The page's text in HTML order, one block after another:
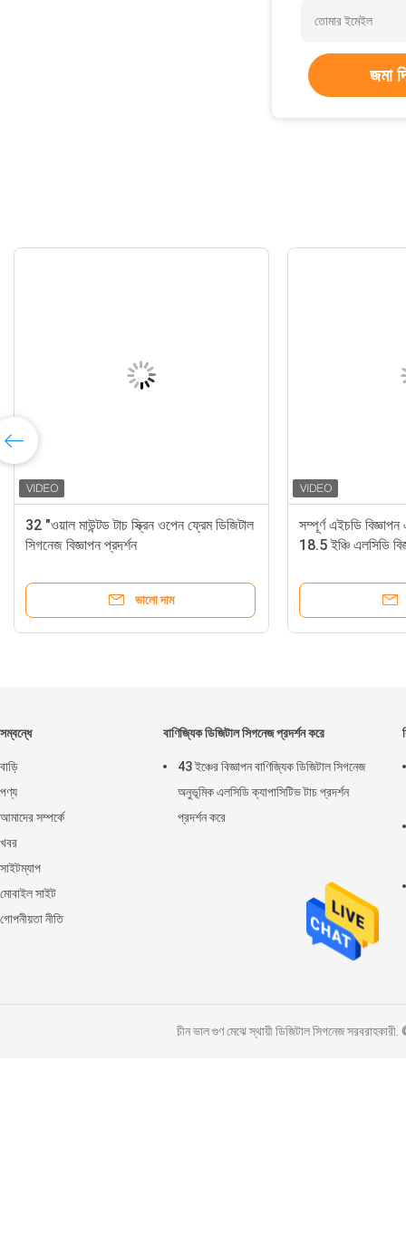
জমা
32 "ওয়াল মাউন্টড টাচ স্ক্রিন ওপেন ফ্রেম ডিজিটাল
সিগনেজ বিজ্ঞাপন প্রদর্শন
ভালো দাম
সম্পূর্ণ এইচডি
18.5 ইঞ্চি এলসিডি
সম্বন্ধে
বাড়ি
পণ্য
আমাদের সম্পর্কে
খবর
সাইটম্যাপ
মোবাইল সাইট
গোপনীয়তা নীতি
বাণিজ্যিক ডিজিটাল সিগনেজ প্রদর্শন করে
43 ইঞ্চের বিজ্ঞাপন বাণিজ্যিক ডিজিটাল সিগনেজ
অনুভূমিক এলসিডি ক্যাপাসিটিভ টাচ প্রদর্শন
প্রদর্শন করে
চীন ভাল গুণ মেঝে স্থায়ী ডিজিটাল সিগনেজ